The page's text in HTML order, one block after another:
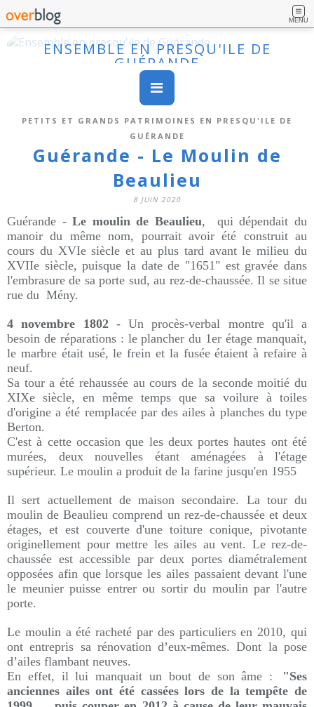
MENU
ENSEMBLE EN PRESQU'ILE DE
GUÉRANDE
PETITS ET GRANDS PATRIMOINES EN PRESQU'ILE DE
GUÉRANDE
Guérande - Le Moulin de
Beaulieu
8 JUIN 2020
Guérande -Le moulin de Beaulieu, qui dépendait du
manoir du même nom, pourrait avoir été construit au
cours du XVIe siècle et au plus tard avant le milieu du
XVIIe siècle, puisque la date de "1651" est gravée dans
l'embrasure de sa porte sud, au rez-de-chaussée. Il se situe
rue du Mény.
4 novembre 1802 - Un procès-verbal montre qu'il a
besoin de réparations : le plancher du 1er étage manquait,
le marbre était usé, le frein et la fusée étaient à refaire à
neuf.
Sa tour a été rehaussée au cours de la seconde moitié du
XIXe siècle, en même temps que sa voilure à toiles
d'origine a été remplacée par des ailes à planches du type
Berton.
C'est à cette occasion que les deux portes hautes ont été
murées, deux nouvelles étant aménagées à l'étage
supérieur. Le moulin a produit de la farine jusqu'en 1955
Il sert actuellement de maison secondaire. La tour du
moulin de Beaulieu comprend un rez-de-chaussée et deux
étages, et est couverte d'une toiture conique, pivotante
originellement pour mettre les ailes au vent. Le rez-de-
chaussée est accessible par deux portes diamétralement
opposées afin que lorsque les ailes passaient devant l'une
le meunier puisse entrer ou sortir du moulin par l'autre
porte.
Le moulin a été racheté par des particuliers en 2010, qui
ont entrepris sa rénovation d’eux-mêmes. Dont la pose
d’ailes flambant neuves.
En effet, il lui manquait un bout de son âme :
"Ses
anciennes ailes ont été cassées lors de la tempête de